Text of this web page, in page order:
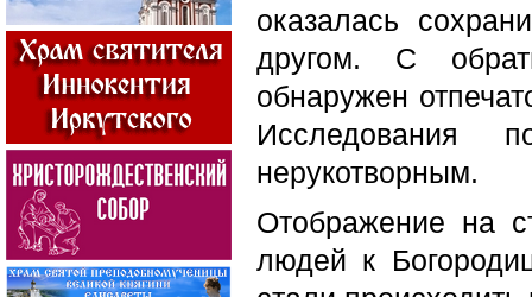
оказалась
другом. С
обнаружен
Исследования
нерукотворным.
Отображение на
людей к